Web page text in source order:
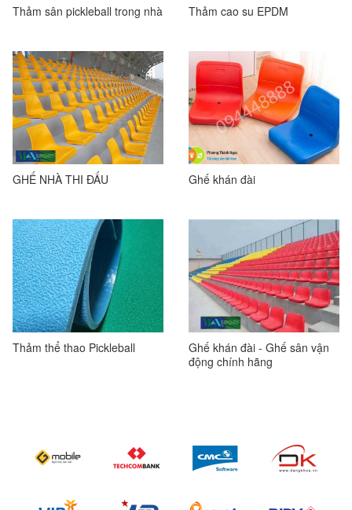
Thảm sân pickleball trong nhà Thảm cao su EPDM
GHẾ NHÀ THI ĐẤU Ghế khán đài
Thảm thể thao Pickleball
Ghế khán đài - Ghế sân vận
động chính hãng